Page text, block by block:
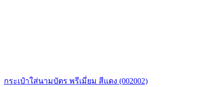
กระเป๋าใส่นามบัตร พรีเมี่ยม สีแดง (002002)